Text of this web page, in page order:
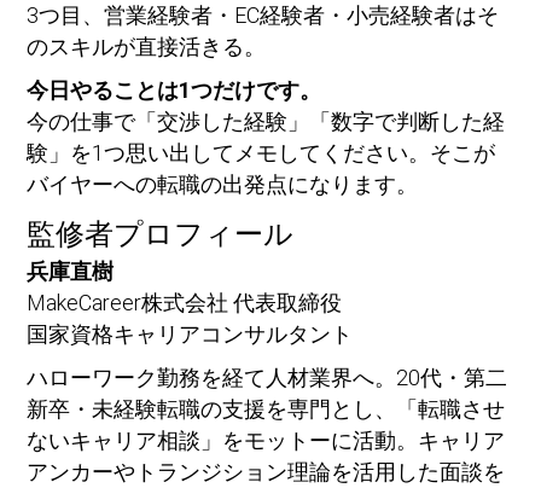
3つ目、営業経験者・EC経験者・小売経験者はそ
のスキルが直接活きる。
今日やることは1つだけです。
今の仕事で「交渉した経験」「数字で判断した経
験」を1つ思い出してメモしてください。そこが
バイヤーへの転職の出発点になります。
監修者プロフィール
兵庫直樹
MakeCareer株式会社 代表取締役
国家資格キャリアコンサルタント
ハローワーク勤務を経て人材業界へ。20代・第二
新卒・未経験転職の支援を専門とし、「転職させ
ないキャリア相談」をモットーに活動。キャリア
アンカーやトランジション理論を活用した面談を